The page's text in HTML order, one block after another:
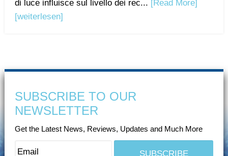
di luce influisce sul livello dei rec... [Read More]
[weiterlesen]
SUBSCRIBE TO OUR
NEWSLETTER
Get the Latest News, Reviews, Updates and Much More